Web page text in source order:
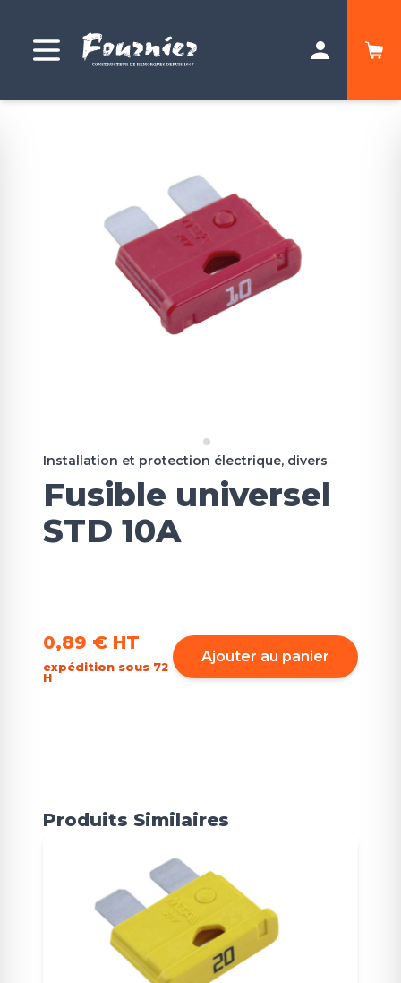
Installation et protection électrique, divers
Fusible universel
STD 10A
0,89 € HT
expédition sous 72
H
Ajouter au panier
Produits Similaires